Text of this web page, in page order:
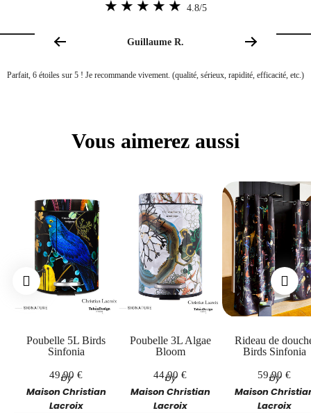
VOUS N’AVEZ PAS TROUVÉ LA RÉPONSE À VOTRE QUESTION ?
info@tohaadesign.com
4.8/5
Guillaume R.
Parfait, 6 étoiles sur 5 ! Je recommande vivement. (qualité, sérieux, rapidité, efficacité, etc.)
Vous aimerez aussi
Poubelle 5L Birds
Sinfonia
49,90 €
by
Maison Christian
Lacroix
Poubelle 3L Algae
Bloom
44,90 €
by
Maison Christian
Lacroix
Rideau de
Birds Sinfonia
59,90 €
by
Maison
Lacroix